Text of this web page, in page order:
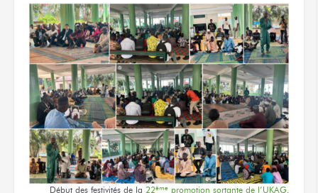
Début des festivités de la 22ème promotion sortante de l’UKAG.